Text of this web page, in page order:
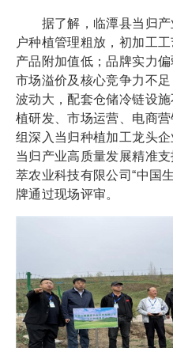
据了解，临潭县当归产
户种植管理粗放，初加工
产品附加值低；品牌实力
市场溢价及核心竞争力不
波动大，配套仓储冷链设
植研发、市场运营、电商
组深入当归种植加工龙头
当归产业高质量发展精准
萃农业科技有限公司“中国
牌通过现场评审。